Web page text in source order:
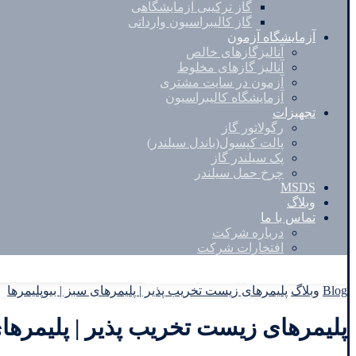
گاز ترکیبی آزمایشگاهی
گاز کالیبراسیون وارداتی
آزمایشگاه آزمون
آنالیزگازهای خالص
آنالیز گازهای مخلوط
آزمون در سایت مشتری
آزمایشگاه کالیبراسیون
تجهیزات
رگولاتور گاز
پالت کپسول(باندل سیلندر)
پک سیلندر گاز
چرخ حمل سیلندر
MSDS
وبلاگ
تماس با ما
درباره شرکت
افتخارات شرکت
Blog وبلاگ پلیمرهای زیست تخریب پذیر | پلیمرهای سبز | بیوپلیمرها
پلیمرهای زیست تخریب پذیر |